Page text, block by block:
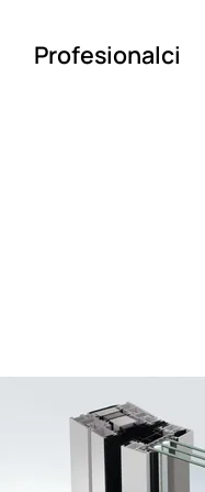
Profesionalci